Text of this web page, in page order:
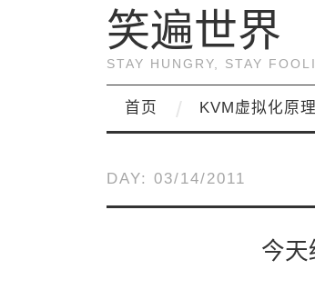
笑遍世界
STAY HUNGRY, STAY
首页 KVM虚拟化原
DAY: 03/14/2011
今天